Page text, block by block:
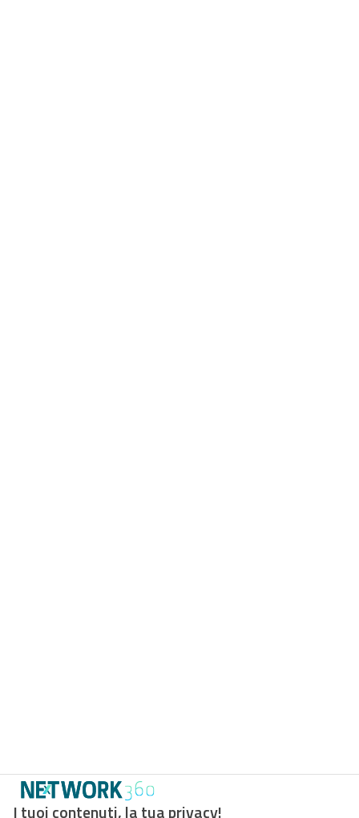
I tuoi contenuti, la tua privacy!